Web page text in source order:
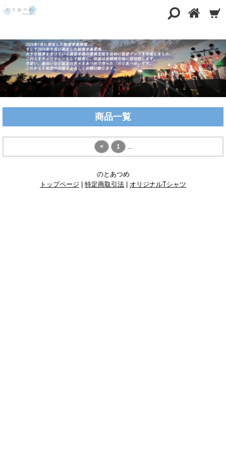
商品一覧
< 1 ...
のとあつめ
トップページ
特定商取引法 オリジナルTシャツ